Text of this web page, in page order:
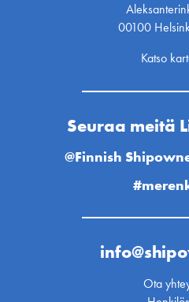
00100
Katso
Seuraa meitä
@Finnish
Ota